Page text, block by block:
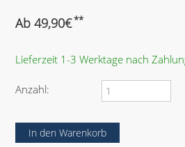
c
t
f
l
Ab49,90€**
Lieferzeit 1-3 Werktage nach
Anzahl: